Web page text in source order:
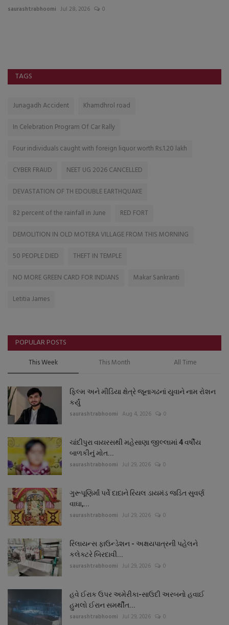
saurashtrabhoomi Jul 28, 2026 0
TAGS
Junagadh Accident
Khamdhrol road
In Celebration Program Of Car Rally
Four individuals caught with foreign liquor worth Rs.1.20 lakh
CYBER FRAUD
NEET UG 2026 CANCELLED
DEVASTATION OF TH EDOUBLE EARTHQUAKE
82 percent of the rainfall in June
RED FORT
DEMOLITION IN OLD MOTERA VILLAGE FROM THIS MORNING
50 PEOPLE DIED
THEFT IN TEMPLE
NO MORE GREEN CARD FOR INDIANS
Makar Sankranti
Letitia James
POPULAR POSTS
This Week This Month All Time
ફિલ્મ અને મીડિયા ક્ષેત્રે જૂનાગઢનાં યુવાને નામ રોશન
કર્યું
saurashtrabhoomi Aug 4, 2026 0
ચાંદીપુરા વાયરસથી મહેસાણા જીલ્લામાં 4 વર્ષીય
બાળકીનું મોત...
saurashtrabhoomi Jul 29, 2026 0
ગુરૂપૂણિર્માં પર્વે દાદાને રિયલ ડાયમંડ જડિત સુવર્ણ
વાઘા,...
saurashtrabhoomi Jul 29, 2026 0
રિલાયન્સ ફાઉન્ડેશન - અક્ષયપાત્રની પહેલને
કલેક્ટરે બિરદાવી...
saurashtrabhoomi Jul 29, 2026 0
હવે ઈરાક ઉપર અમેરીકા-સાઉદી અરબનો હવાઈ
હુમલો ઈરાન સમર્થીત...
saurashtrabhoomi Jul 29, 2026 0